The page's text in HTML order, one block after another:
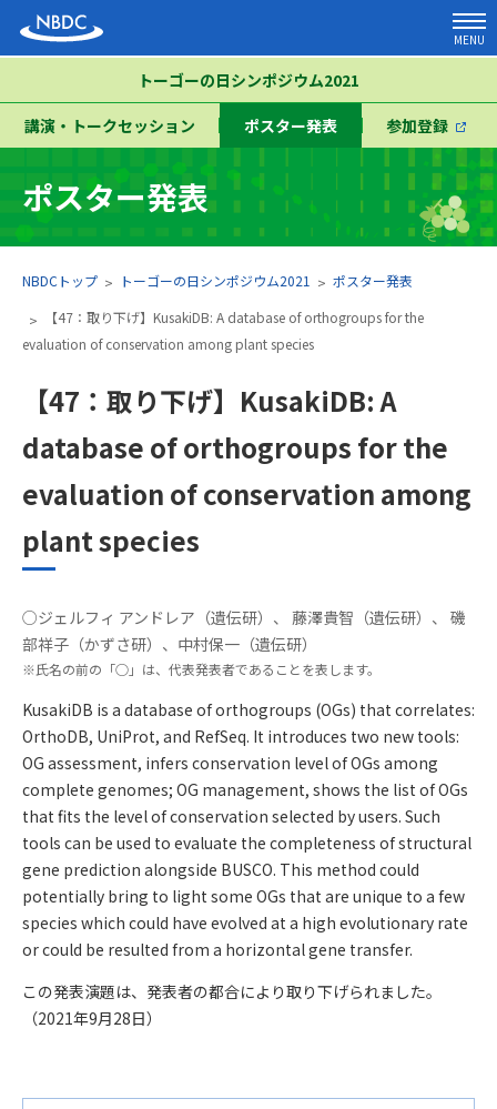
MENU
トーゴーの日シンポジウム2021
講演・トークセッション ポスター発表 参加登録
ポスター発表
NBDCトップ トーゴーの日シンポジウム2021
ポスター発表
【47：取り下げ】KusakiDB: A database of orthogroups for the
evaluation of conservation among plant species
【47：取り下げ】KusakiDB: A
database of orthogroups for the
evaluation of conservation among
plant species
発表者
○ジェルフィ アンドレア（遺伝研）、 藤澤貴智（遺伝研）、 磯
部祥子（かずさ研）、中村保一（遺伝研）
※氏名の前の「○」は、代表発表者であることを表します。
概要
KusakiDB is a database of orthogroups (OGs) that correlates:
OrthoDB, UniProt, and RefSeq. It introduces two new tools:
OG assessment, infers conservation level of OGs among
complete genomes; OG management, shows the list of OGs
that fits the level of conservation selected by users. Such
tools can be used to evaluate the completeness of structural
gene prediction alongside BUSCO. This method could
potentially bring to light some OGs that are unique to a few
species which could have evolved at a high evolutionary rate
or could be resulted from a horizontal gene transfer.
この発表演題は、発表者の都合により取り下げられました。
（2021年9月28日）